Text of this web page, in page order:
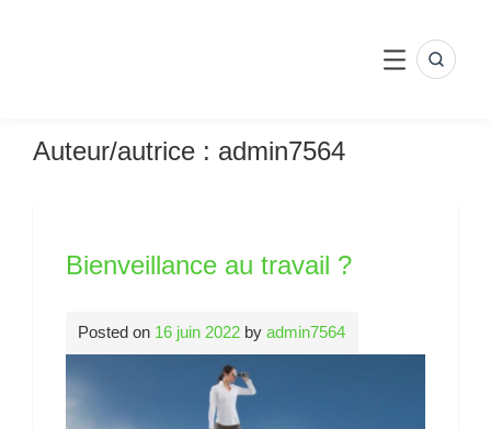
MENU
Auteur/autrice : admin7564
Bienveillance au travail ?
Posted on 16 juin 2022 byadmin7564